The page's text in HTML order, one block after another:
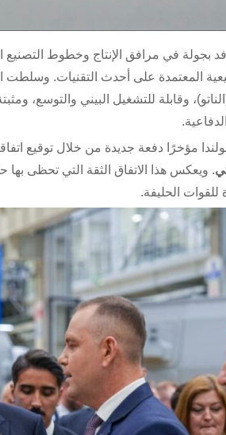
بجولة في مرافق الإنتاج وخطوط التصنيع
المعتمدة على أحدث التقنيات.
وقابلة للتشغيل البيني والتوسع،
. ويعكس هذا الاتفاق الثقة التي تحظى بها
للقوات الحليفة.